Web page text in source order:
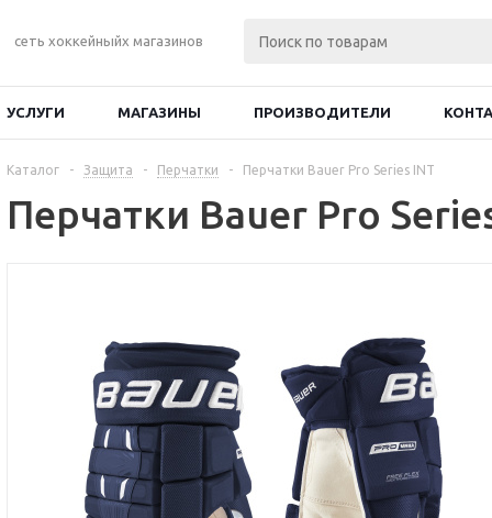
сеть хоккейныйх магазинов
УСЛУГИ МАГАЗИНЫ ПРОИЗВОДИТЕЛИ
Каталог - Защита - Перчатки - Перчатки Bauer Pro Series INT
Перчатки Bauer Pro